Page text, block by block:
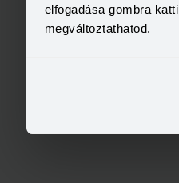
elfogadása gombra
megváltoztathatod.